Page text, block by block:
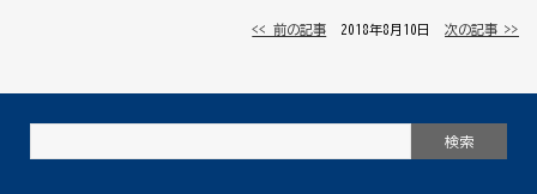
<< 前の記事 │ 2018年8月10日 │次の記事 >>